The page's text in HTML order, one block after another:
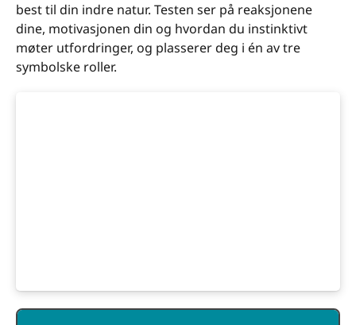
best til din indre natur. Testen ser på reaksjonene
dine, motivasjonen din og hvordan du instinktivt
møter utfordringer, og plasserer deg i én av tre
symbolske roller.